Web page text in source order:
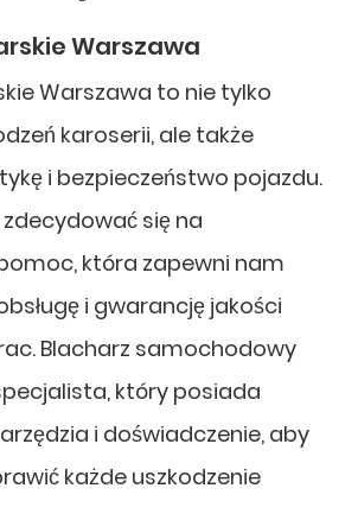
Warszawa
Warszawa to nie tylko
karoserii, ale także
i bezpieczeństwo pojazdu.
się na
która zapewni nam
i gwarancję jakości
Blacharz samochodowy
który posiada
i doświadczenie, aby
każde uszkodzenie